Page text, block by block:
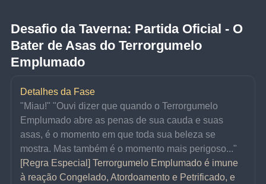
Desafio da Taverna: Partida Oficial - O
Bater de Asas do Terrorgumelo
Emplumado
Detalhes da Fase
"Miau!" "Ouvi dizer que quando o Terrorgumelo
Emplumado abre as penas de sua cauda e suas
asas, é o momento em que toda sua beleza se
mostra. Mas também é o momento mais perigoso..."
[Regra Especial] Terrorgumelo Emplumado é imune
à reação Congelado, Atordoamento e Petrificado, e